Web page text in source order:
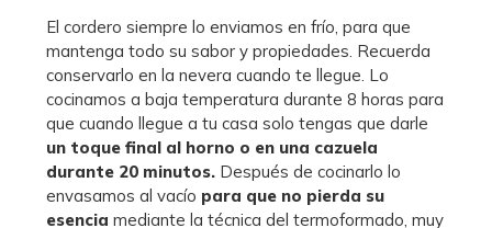
El cordero siempre lo enviamos en frío, para que
mantenga todo su sabor y propiedades. Recuerda
conservarlo en la nevera cuando te llegue. Lo
cocinamos a baja temperatura durante 8 horas para
que cuando llegue a tu casa solo tengas que darle
un toque final al horno o en una cazuela
durante 20 minutos. Después de cocinarlo lo
envasamos al vacío para que no pierda su
esenciamediante la técnica del termoformado, muy